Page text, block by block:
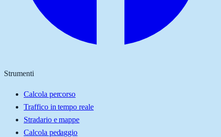
Strumenti
Calcola percorso
Traffico in tempo reale
Stradario e mappe
Calcola pedaggio